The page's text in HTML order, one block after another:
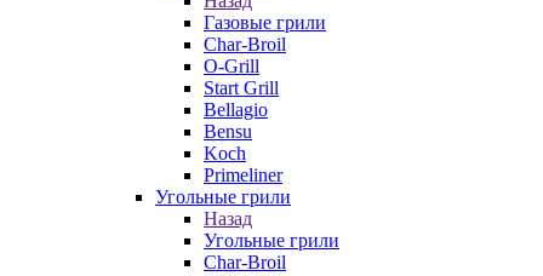
Газовые грили
Char-Broil
O-Grill
Start Grill
Bellagio
Bensu
Koch
Primeliner
Угольные грили
Назад
Угольные грили
Char-Broil